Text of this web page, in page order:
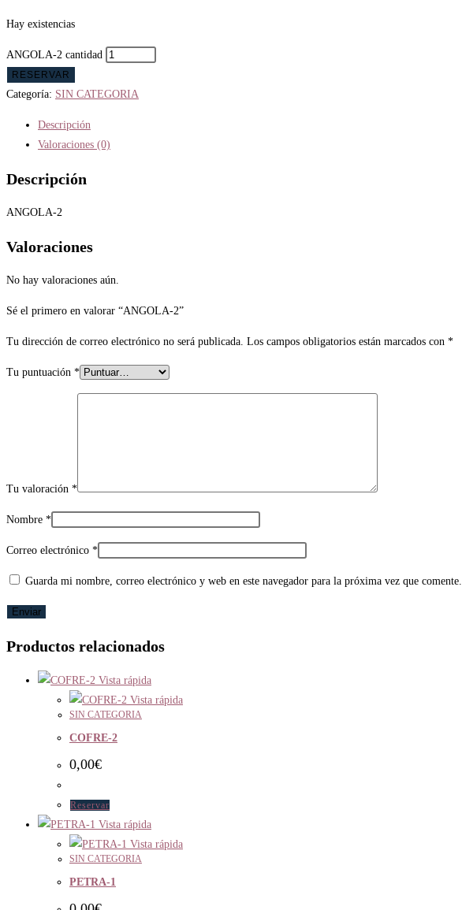
Hay existencias
ANGOLA-2 cantidad
RESERVAR
Categoría: SIN CATEGORIA
Descripción
Valoraciones (0)
Descripción
ANGOLA-2
Valoraciones
No hay valoraciones aún.
Sé el primero en valorar “ANGOLA-2”
Tu dirección de correo electrónico no será publicada. Los campos obligatorios están marcados con *
Tu puntuación *
Tu valoración *
Nombre *
Correo electrónico *
Guarda mi nombre, correo electrónico y web en este navegador para la próxima vez que comente.
Productos relacionados
Vista rápida
Vista rápida
SIN CATEGORIA
COFRE-2
0,00€
Reservar
Vista rápida
Vista rápida
SIN CATEGORIA
PETRA-1